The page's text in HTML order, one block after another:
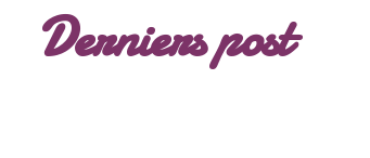
Derniers post